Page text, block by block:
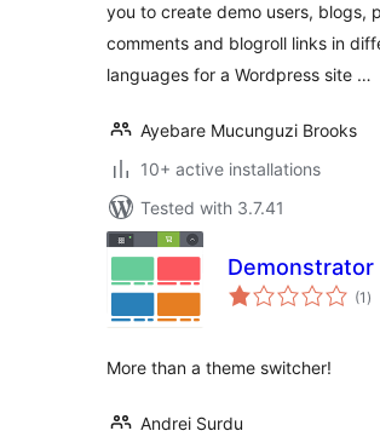
you to create demo users, blogs,
comments and blogroll links in
languages for a Wordpress site …
Ayebare Mucunguzi Brooks
10+ active installations
Tested with 3.7.41
Demonstrator
(1 )
More than a theme switcher!
Andrei Surdu